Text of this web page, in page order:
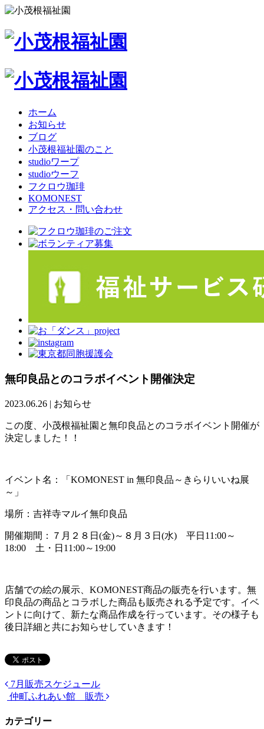
ホーム
お知らせ
ブログ
小茂根福祉園のこと
studioワープ
studioウーフ
フクロウ珈琲
KOMONEST
アクセス・問い合わせ
無印良品とのコラボイベント開催決定
2023.06.26 | お知らせ
この度、小茂根福祉園と無印良品とのコラボイベント開催が
決定しました！！
イベント名：「KOMONEST in 無印良品～きらりいいね展
～」
場所：吉祥寺マルイ無印良品
開催期間：７月２８日(金)～８月３日(水) 平日11:00～
18:00 土・日11:00～19:00
店舗での絵の展示、KOMONEST商品の販売を行います。無
印良品の商品とコラボした商品も販売される予定です。イベ
ントに向けて、新たな商品作成を行っています。その様子も
後日詳細と共にお知らせしていきます！
7月販売スケジュール
仲町ふれあい館 販売
カテゴリー